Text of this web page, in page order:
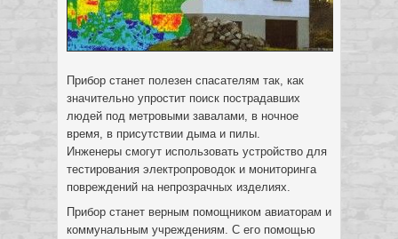
Прибор станет полезен спасателям так, как
значительно упростит поиск пострадавших
людей под метровыми завалами, в ночное
время, в присутствии дыма и пилы.
Инженеры смогут использовать устройство для
тестирования электропроводок и мониторинга
повреждений на непрозрачных изделиях.
Прибор станет верным помощником авиаторам и
коммунальным учреждениям. С его помощью